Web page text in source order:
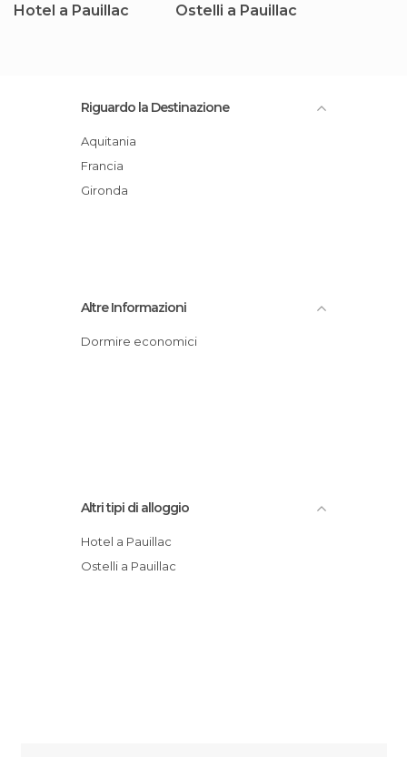
Hotel a Pauillac Ostelli a Pauillac
Riguardo la Destinazione
Aquitania
Francia
Gironda
Altre Informazioni
Dormire economici
Altri tipi di alloggio
Hotel a Pauillac
Ostelli a Pauillac